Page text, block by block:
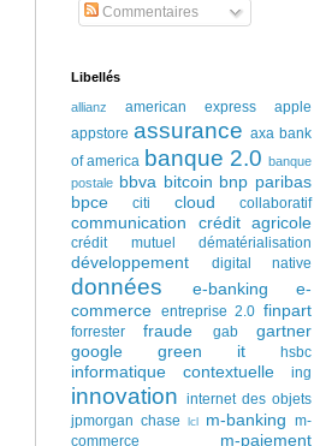
Commentaires
Libellés
allianz american express
apple
appstore assurance axa bank
of america banque 2.0 banque
postale bbva bitcoin bnp paribas
bpce
citi cloud collaboratif
communication crédit agricole
crédit mutuel dématérialisation
développement digital native
données e-banking
e-
commerce entreprise 2.0 finpart
forrester fraude gab
gartner
google
green it hsbc
informatique contextuelle ing
innovation internet des objets
jpmorgan chase
lcl m-banking m-
commerce
m-paiement